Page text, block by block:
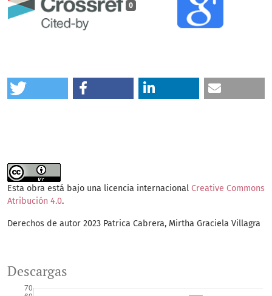
0
Esta obra está bajo una licencia internacional Creative Commons
Atribución 4.0.
Derechos de autor 2023 Patrica Cabrera, Mirtha Graciela Villagra
Descargas